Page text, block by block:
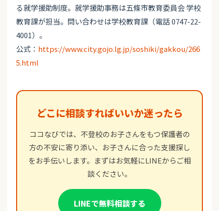
る就学援助制度。就学援助事務は五條市教育委員会 学校
教育課が担当。問い合わせは学校教育課（電話 0747-22-
4001）。
公式： https://www.city.gojo.lg.jp/soshiki/gakkou/266
5.html
どこに相談すればいいか迷ったら
ココなびでは、不登校のお子さんをもつ保護者の
方の不安に寄り添い、お子さんに合った支援探し
をお手伝いします。まずはお気軽にLINEからご相
談ください。
LINEで無料相談する